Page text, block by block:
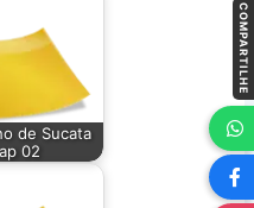
de Sucata
02
COMPARTILHE